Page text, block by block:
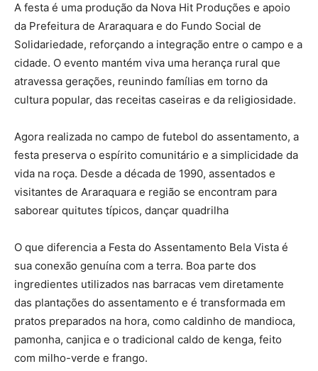
A festa é uma produção da Nova Hit Produções e apoio
da Prefeitura de Araraquara e do Fundo Social de
Solidariedade, reforçando a integração entre o campo e a
cidade. O evento mantém viva uma herança rural que
atravessa gerações, reunindo famílias em torno da
cultura popular, das receitas caseiras e da religiosidade.
Agora realizada no campo de futebol do assentamento, a
festa preserva o espírito comunitário e a simplicidade da
vida na roça. Desde a década de 1990, assentados e
visitantes de Araraquara e região se encontram para
saborear quitutes típicos, dançar quadrilha
O que diferencia a Festa do Assentamento Bela Vista é
sua conexão genuína com a terra. Boa parte dos
ingredientes utilizados nas barracas vem diretamente
das plantações do assentamento e é transformada em
pratos preparados na hora, como caldinho de mandioca,
pamonha, canjica e o tradicional caldo de kenga, feito
com milho-verde e frango.